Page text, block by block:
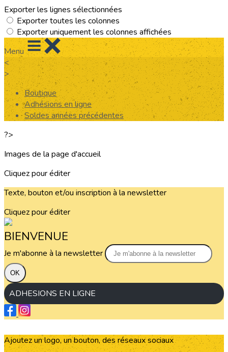
Exporter les lignes sélectionnées
Exporter toutes les colonnes
Exporter uniquement les colonnes affichées
Menu
<
>
Boutique
Adhésions en ligne
Soldes années précédentes
?>
Images de la page d'accueil
Cliquez pour éditer
Texte, bouton et/ou inscription à la newsletter
Cliquez pour éditer
BIENVENUE
Je m'abonne à la newsletter
OK
ADHESIONS EN LIGNE
Ajoutez un logo, un bouton, des réseaux sociaux